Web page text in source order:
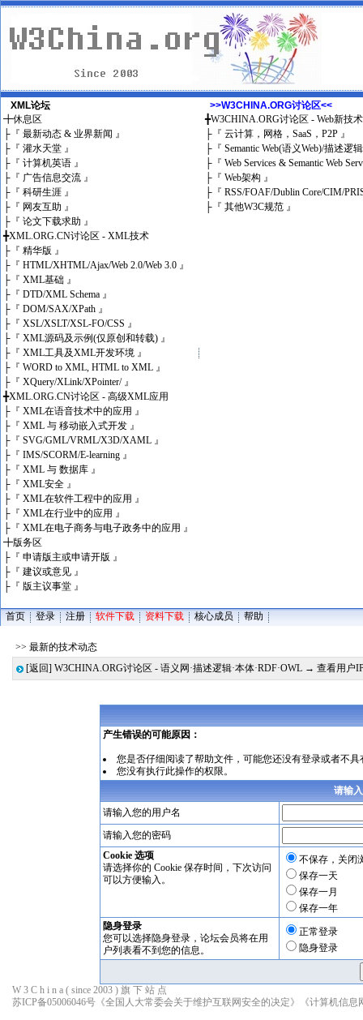
XML论坛
╋休息区
├ 『 最新动态 & 业界新闻 』
├ 『 灌水天堂 』
├ 『 计算机英语 』
├ 『 广告信息交流 』
├ 『 科研生涯 』
├ 『 网友互助 』
├ 『 论文下载求助 』
╋XML.ORG.CN讨论区 - XML技术
├ 『 精华版 』
├ 『 HTML/XHTML/Ajax/Web 2.0/Web 3.0 』
├ 『 XML基础 』
├ 『 DTD/XML Schema 』
├ 『 DOM/SAX/XPath 』
├ 『 XSL/XSLT/XSL-FO/CSS 』
├ 『 XML源码及示例(仅原创和转载) 』
├ 『 XML工具及XML开发环境 』
├ 『 WORD to XML, HTML to XML 』
├ 『 XQuery/XLink/XPointer/ 』
╋XML.ORG.CN讨论区 - 高级XML应用
├ 『 XML在语音技术中的应用 』
├ 『 XML 与 移动嵌入式开发 』
├ 『 SVG/GML/VRML/X3D/XAML 』
├ 『 IMS/SCORM/E-learning 』
├ 『 XML 与 数据库 』
├ 『 XML安全 』
├ 『 XML在软件工程中的应用 』
├ 『 XML在行业中的应用 』
├ 『 XML在电子商务与电子政务中的应用 』
╋版务区
├ 『 申请版主或申请开版 』
├ 『 建议或意见 』
├ 『 版主议事堂 』
>>W3CHINA.ORG讨论区<<
╋W3CHINA.ORG讨论区 - Web新技
├ 『 云计算，网格，SaaS，P2P 』
├ 『 Semantic Web(语义Web)/描述逻
├ 『 Web Services & Semantic Web
├ 『 Web架构 』
├ 『 RSS/FOAF/Dublin Core/CIM/
├ 『 其他W3C规范 』
首页 登录 注册 软件下载 资料下载 核心成员 帮助
>> 最新的技术动态
[返回] W3CHINA.ORG讨论区 - 语义网·描述逻辑·本体·RDF·OWL → 查看用户
产生错误的可能原因：
您是否仔细阅读了帮助文件，可能您还没有登录或者不
您没有执行此操作的权限。
请输
请输入您的用户名
请输入您的密码
Cookie 选项
请选择你的 Cookie 保存时间，下次访问
可以方便输入。
不保存，关闭
保存一天
保存一月
保存一年
隐身登录
您可以选择隐身登录，论坛会员将在用
户列表看不到您的信息。
正常登录
隐身登录
W 3 C h i n a ( since 2003 ) 旗 下 站 点
苏ICP备05006046号 《全国人大常委会关于维护互联网安全的决定》 《计算机信